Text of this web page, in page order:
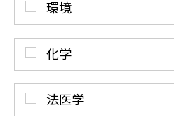
環境
化学
法医学